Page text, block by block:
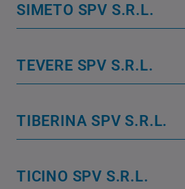
SIMETO SPV S.R.L.
TEVERE SPV S.R.L.
TIBERINA SPV S.R.L.
TICINO SPV S.R.L.